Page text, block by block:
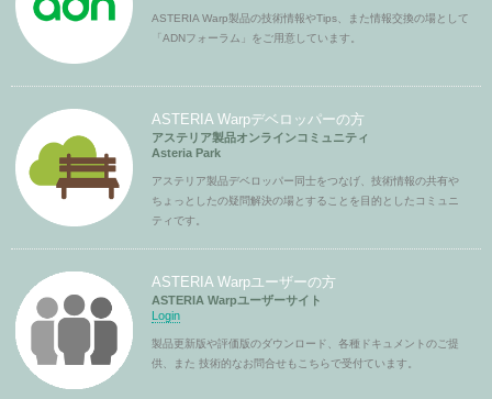
ASTERIA Warp製品の技術情報やTips、また情報交換の場として
「ADNフォーラム」をご用意しています。
ASTERIA Warpデベロッパーの方
アステリア製品オンラインコミュニティ
Asteria Park
アステリア製品デベロッパー同士をつなげ、技術情報の共有や
ちょっとしたの疑問解決の場とすることを目的としたコミュニ
ティです。
ASTERIA Warpユーザーの方
ASTERIA Warpユーザーサイト
Login
製品更新版や評価版のダウンロード、各種ドキュメントのご提
供、また 技術的なお問合せもこちらで受付ています。